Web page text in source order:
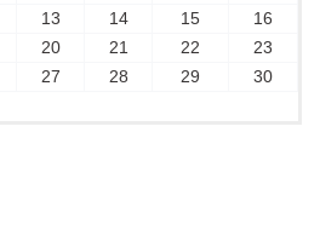
13 14 15
16
20 21 22
23
27 28 29
30